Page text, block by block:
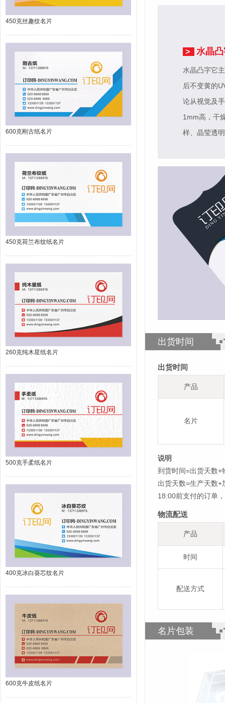
450克丝趣纹名片
600克刚古纸名片
450克荷兰布纹纸名片
260克纯木星纸名片
500克手柔纸名片
400克冰白葵芯纹名片
600克牛皮纸名片
> 水晶
水晶凸字它
后不变黄的
论从视觉及
1mm高，干
样、晶莹透
出货时间
出货时间
产品
名片
说明
到货时间=出货天数+
出货天数=生产天数
18:00前支付的订单
物流配送
产品
时间
配送方式
名片包装